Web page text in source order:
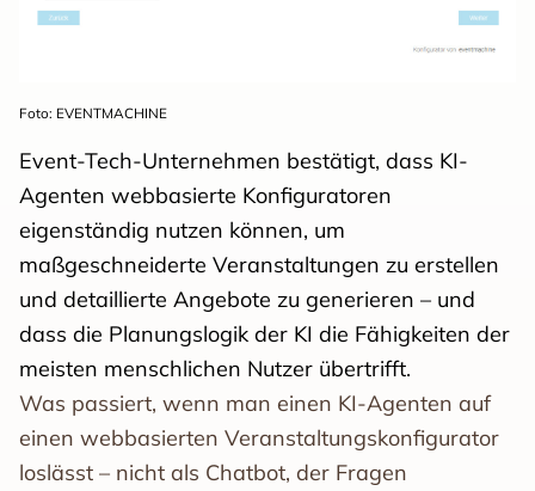
Foto: EVENTMACHINE
Event-Tech-Unternehmen bestätigt, dass KI-
Agenten webbasierte Konfiguratoren
eigenständig nutzen können, um
maßgeschneiderte Veranstaltungen zu erstellen
und detaillierte Angebote zu generieren – und
dass die Planungslogik der KI die Fähigkeiten der
meisten menschlichen Nutzer übertrifft.
Was passiert, wenn man einen KI-Agenten auf
einen webbasierten Veranstaltungskonfigurator
loslässt – nicht als Chatbot, der Fragen